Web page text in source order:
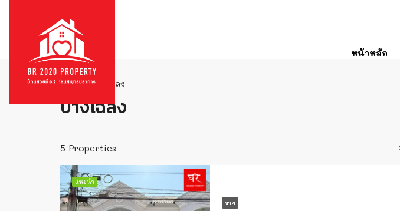
หน้าหลัก
บ้าน บางโฉลง
บางโฉลง
5 Properties
แนะนำ
ขาย